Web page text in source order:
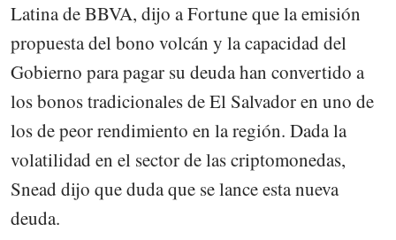
Latina de BBVA, dijo a Fortune que la emisión
propuesta del bono volcán y la capacidad del
Gobierno para pagar su deuda han convertido a
los bonos tradicionales de El Salvador en uno de
los de peor rendimiento en la región. Dada la
volatilidad en el sector de las criptomonedas,
Snead dijo que duda que se lance esta nueva
deuda.